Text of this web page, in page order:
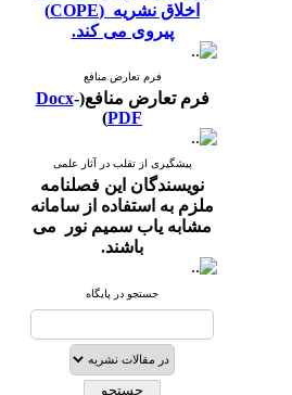
اخلاق نشریه (COPE)
پیروی می کند.
فرم تعارض منافع
فرم تعارض منافع( Docx-
PDF
)
پیشگیری از تقلب در آثار علمی
نویسندگان این فصلنامه
ملزم به استفاده از سامانه
مشابه یاب سمیم نور می
باشند.
جستجو در پایگاه